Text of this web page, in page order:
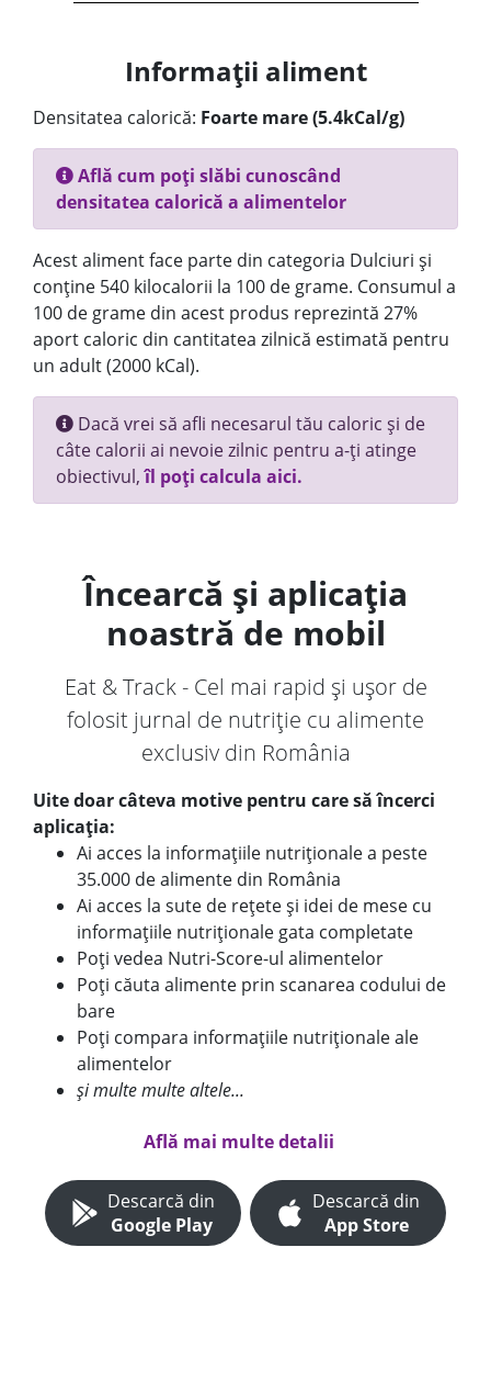
Informații aliment
Densitatea calorică: Foarte mare (5.4kCal/g)
Află cum poți slăbi cunoscând
densitatea calorică a alimentelor
Acest aliment face parte din categoria Dulciuri și
conține 540 kilocalorii la 100 de grame. Consumul a
100 de grame din acest produs reprezintă 27%
aport caloric din cantitatea zilnică estimată pentru
un adult (2000 kCal).
Dacă vrei să afli necesarul tău caloric și de
câte calorii ai nevoie zilnic pentru a-ți atinge
obiectivul,îl poți calcula aici.
Încearcă și aplicația
noastră de mobil
Eat & Track - Cel mai rapid și ușor de
folosit jurnal de nutriție cu alimente
exclusiv din România
Uite doar câteva motive pentru care să încerci
aplicația:
Ai acces la informațiile nutriționale a peste
35.000 de alimente din România
Ai acces la sute de rețete și idei de mese cu
informațiile nutriționale gata completate
Poți vedea Nutri-Score-ul alimentelor
Poți căuta alimente prin scanarea codului de
bare
Poți compara informațiile nutriționale ale
alimentelor
și multe multe altele...
Află mai multe detalii
Descarcă din
Google Play
Descarcă din
App Store